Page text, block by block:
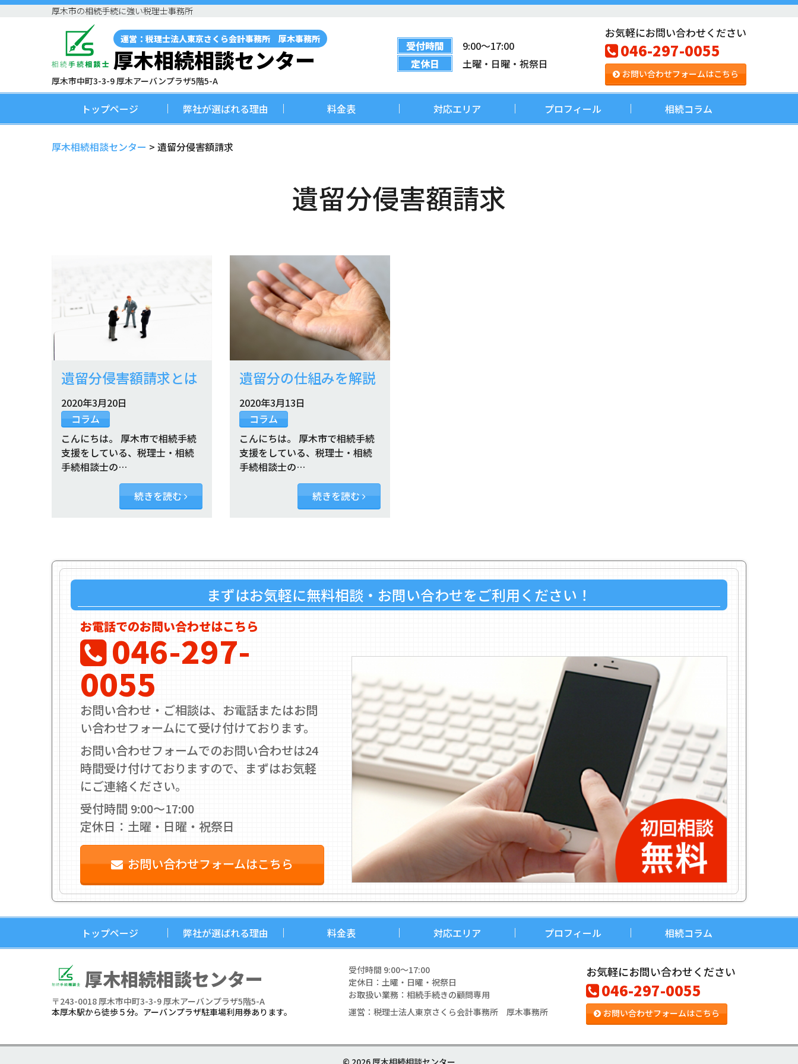
厚木市の相続手続に強い税理士事務所
運営：税理士法人東京さくら会計事務所 厚木事務所
厚木相続相談センター
厚木市中町3-3-9 厚木アーバンプラザ5階5-A
受付時間
9:00〜17:00
定休日
土曜・日曜・祝祭日
お気軽にお問い合わせください
046-297-0055
お問い合わせフォームはこちら
トップページ 弊社が選ばれる理由 料金表 対応エリア プロフィール 相続コラム
厚木相続相談センター > 遺留分侵害額請求
遺留分侵害額請求
遺留分侵害額請求とは
2020年3月20日
コラム
こんにちは。 厚木市で相続手続
支援をしている、税理士・相続
手続相談士の…
続きを読む
遺留分の仕組みを解説
2020年3月13日
コラム
こんにちは。 厚木市で相続手続
支援をしている、税理士・相続
手続相談士の…
続きを読む
まずはお気軽に無料相談・お問い合わせをご利用ください！
お電話でのお問い合わせはこちら
046-297-
0055
お問い合わせ・ご相談は、お電話またはお問
い合わせフォームにて受け付けております。
お問い合わせフォームでのお問い合わせは24
時間受け付けておりますので、まずはお気軽
にご連絡ください。
受付時間 9:00〜17:00
定休日：土曜・日曜・祝祭日
お問い合わせフォームはこちら
トップページ 弊社が選ばれる理由 料金表 対応エリア プロフィール 相続コラム
厚木相続相談センター
〒243-0018厚木市中町3-3-9 厚木アーバンプラザ5階5-A
本厚木駅から徒歩５分。アーバンプラザ駐車場利用券あります。
受付時間 9:00〜17:00
定休日：土曜・日曜・祝祭日
お取扱い業務：相続手続きの顧問専用
運営：税理士法人東京さくら会計事務所 厚木事務所
お気軽にお問い合わせください
046-297-0055
お問い合わせフォームはこちら